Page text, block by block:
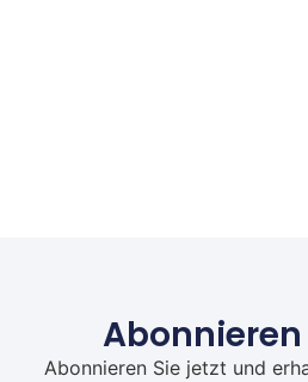
Abonnieren
Abonnieren Sie jetzt und